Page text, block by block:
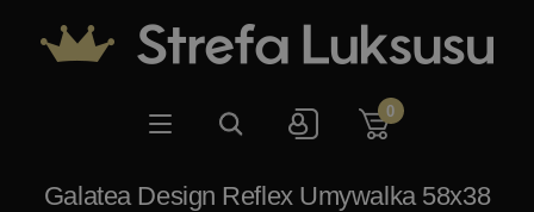
0
Galatea Design Reflex Umywalka 58x38